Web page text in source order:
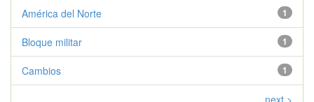
1
América del Norte
1
Bloque militar
1
Cambios
next >